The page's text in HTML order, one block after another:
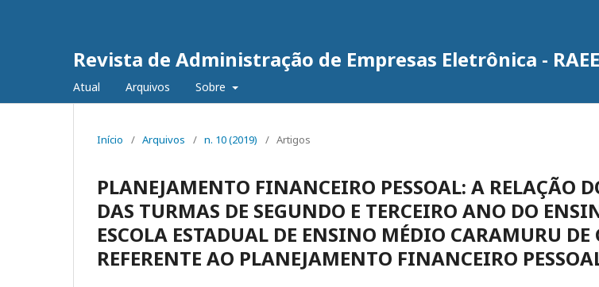
Revista de Administração de Empresas Eletrônica - RAEE
Atual Arquivos Sobre
Início / Arquivos / n. 10 (2019) / Artigos
PLANEJAMENTO FINANCEIRO PESSOAL: A RELAÇÃO
DAS TURMAS DE SEGUNDO E TERCEIRO ANO DO
ESCOLA ESTADUAL DE ENSINO MÉDIO CARAMURU
REFERENTE AO PLANEJAMENTO FINANCEIRO